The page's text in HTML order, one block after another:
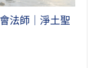
法師｜淨土聖